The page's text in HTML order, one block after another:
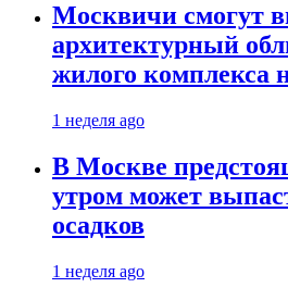
Москвичи смогут
архитектурный
жилого комплекса
1 неделя ago
В Москве
утром может
осадков
1 неделя ago